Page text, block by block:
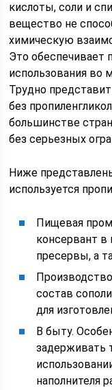
кислоты, соли и
вещество не
химическую
Это обеспечивает
использования во
Трудно
без
большинстве
без серьезных
Ниже
используется
Пищевая
консервант в
пресервы, а
состав
для
В быту.
задерживать
наполнителя